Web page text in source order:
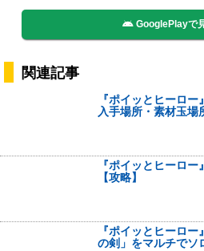
GooglePlayで
関連記事
『ポイッとヒーロ
入手場所・素材玉場
『ポイッとヒーロ
【攻略】
『ポイッとヒーロ
の剣」をマルチでソ